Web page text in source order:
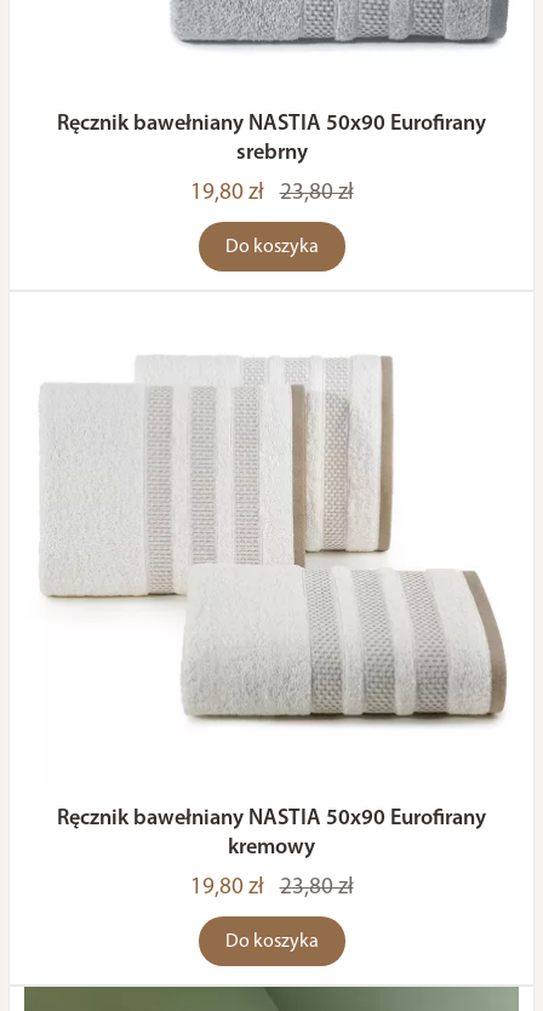
Ręcznik bawełniany NASTIA 50x90 Eurofirany
srebrny
19,80 zł
23,80 zł
Do koszyka
Ręcznik bawełniany NASTIA 50x90 Eurofirany
kremowy
19,80 zł
23,80 zł
Do koszyka